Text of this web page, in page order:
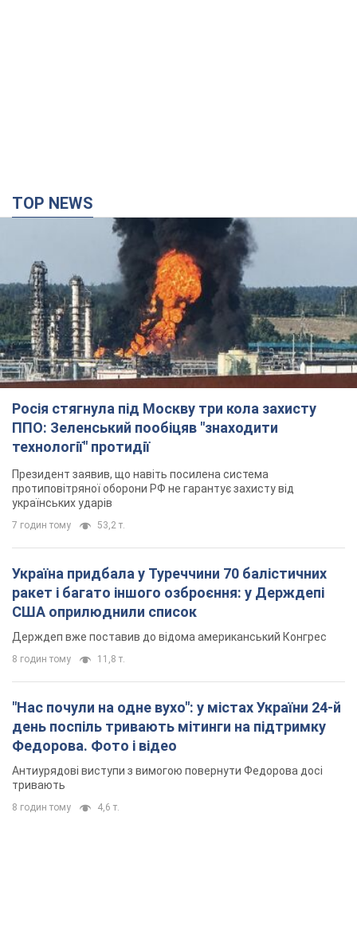
TOP NEWS
Росія стягнула під Москву три кола захисту
ППО: Зеленський пообіцяв "знаходити
технології" протидії
Президент заявив, що навіть посилена система
протиповітряної оборони РФ не гарантує захисту від
українських ударів
7 годин тому 53,2 т.
Україна придбала у Туреччини 70 балістичних
ракет і багато іншого озброєння: у Держдепі
США оприлюднили список
Держдеп вже поставив до відома американський Конгрес
8 годин тому 11,8 т.
"Нас почули на одне вухо": у містах України 24-й
день поспіль тривають мітинги на підтримку
Федорова. Фото і відео
Антиурядові виступи з вимогою повернути Федорова досі
тривають
8 годин тому 4,6 т.